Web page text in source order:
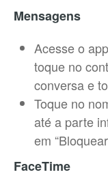
Mensagens
Acesse o
toque no
conversa e
Toque no
até a parte
em
FaceTime